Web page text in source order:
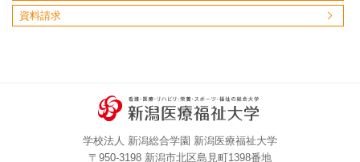
資料請求
学校法人 新潟総合学園 新潟医療福祉大学
〒950-3198 新潟市北区島見町1398番地